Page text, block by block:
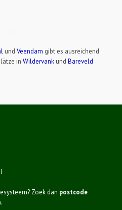
undVeendam gibt es ausreichend
inWildervank undBareveld
Zoek dan postcode